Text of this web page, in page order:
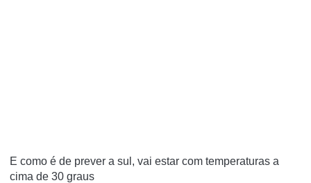
E como é de prever a sul, vai estar com temperaturas a
cima de 30 graus